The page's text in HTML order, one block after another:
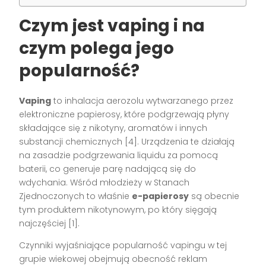
Czym jest vaping i na
czym polega jego
popularność?
Vaping to inhalacja aerozolu wytwarzanego przez
elektroniczne papierosy, które podgrzewają płyny
składające się z nikotyny, aromatów i innych
substancji chemicznych [4] . Urządzenia te działają
na zasadzie podgrzewania liquidu za pomocą
baterii, co generuje parę nadającą się do
wdychania. Wśród młodzieży w Stanach
Zjednoczonych to właśnie e-papierosy są obecnie
tym produktem nikotynowym, po który sięgają
najczęściej [1] .
Czynniki wyjaśniające popularność vapingu w tej
grupie wiekowej obejmują obecność reklam